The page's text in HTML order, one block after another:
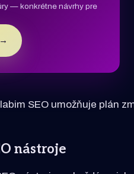
— konkrétne návrhy pre
→
SEO umožňuje plán
nástroje